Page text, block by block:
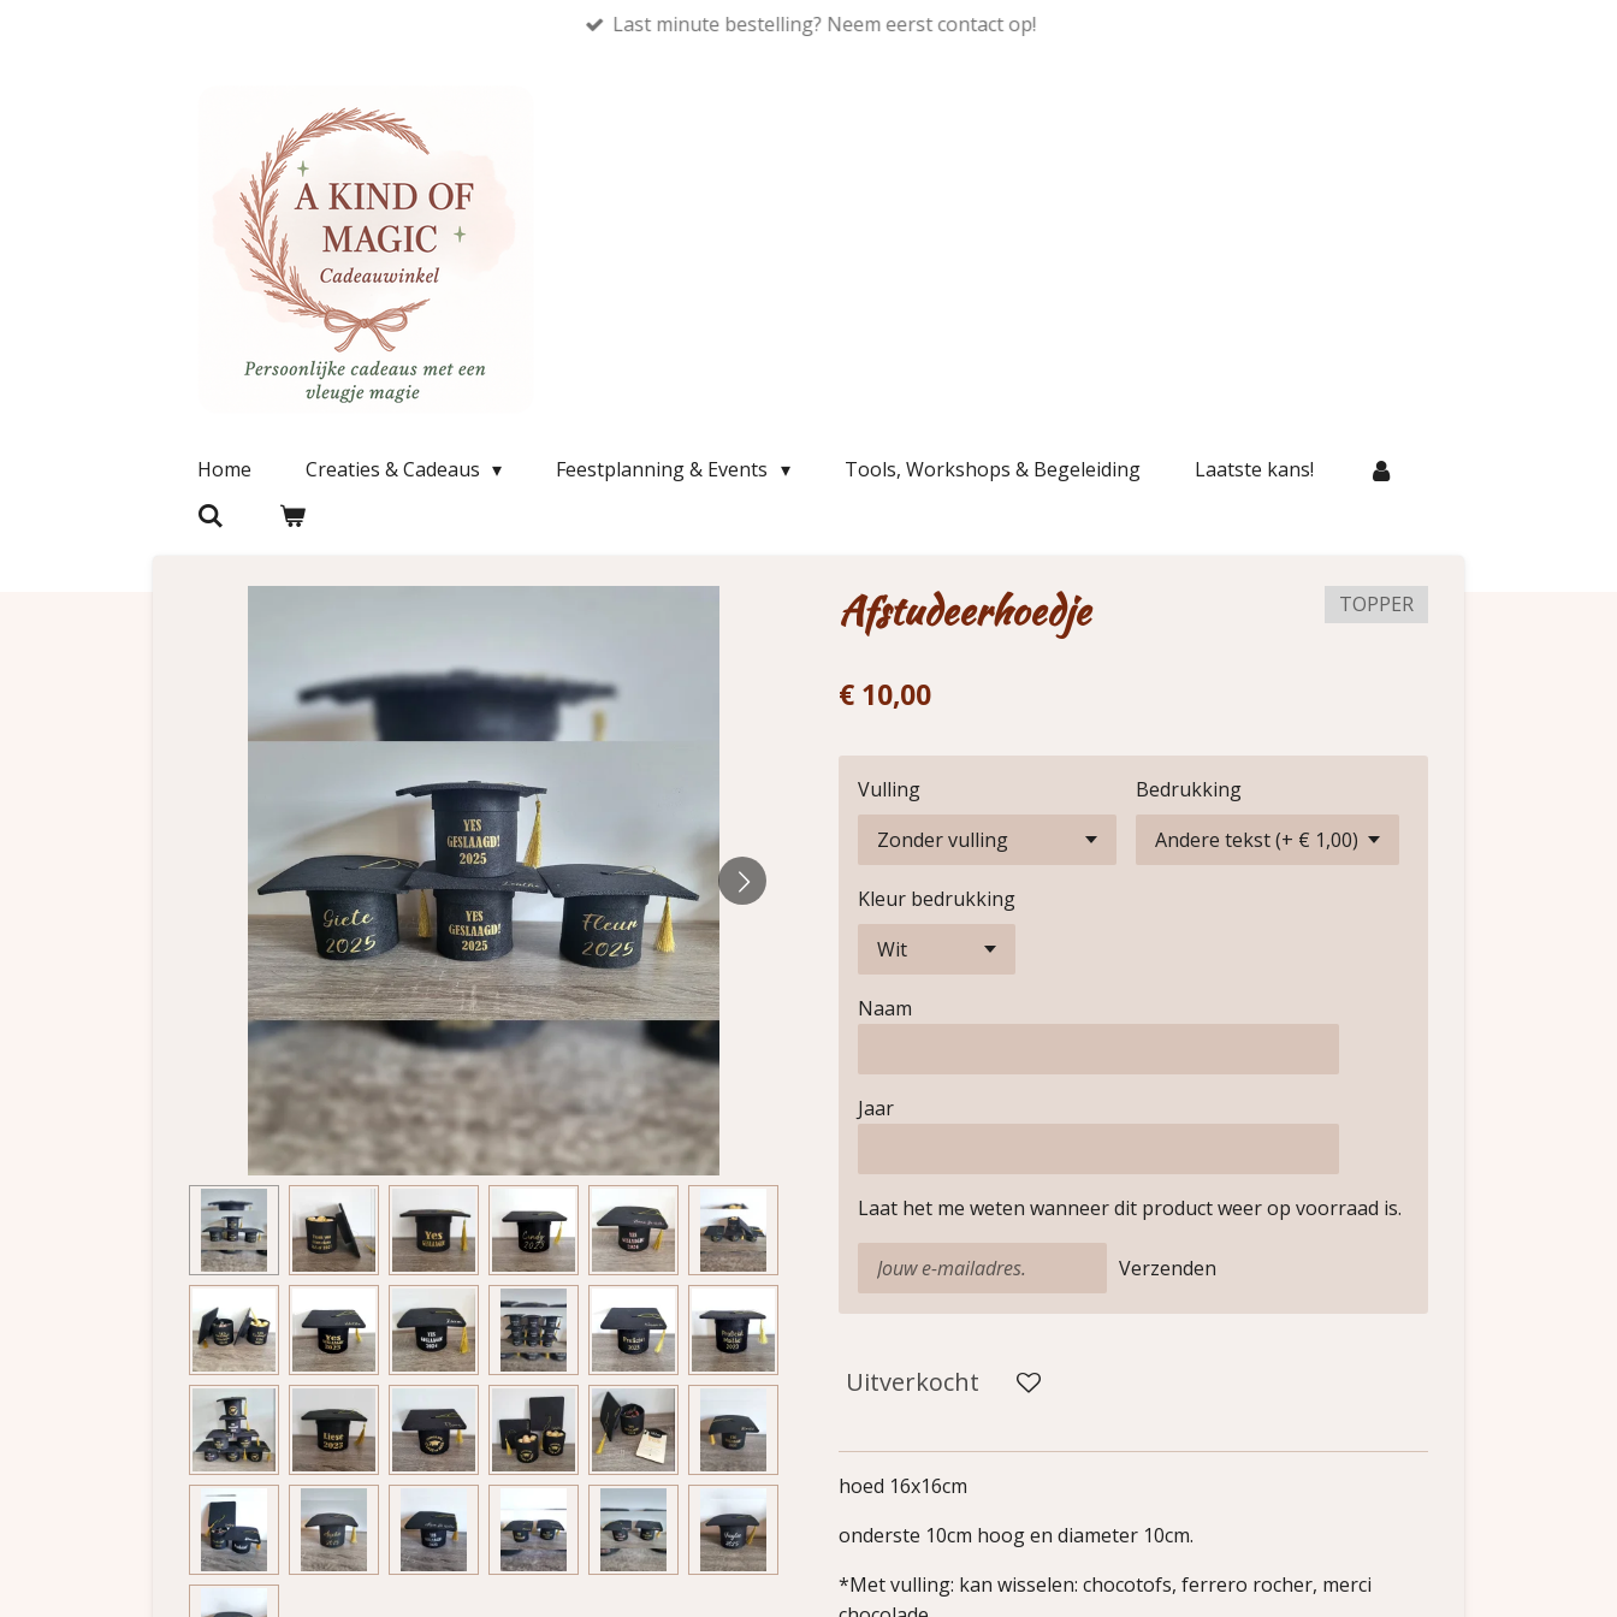
Last minute bestelling? Neem eerst contact op!
Home Creaties & Cadeaus Feestplanning & Events Tools, Workshops & Begeleiding Laatste kans!
Afstudeerhoedje TOPPER
€ 10,00
Vulling Bedrukking
Kleur bedrukking
Naam
Jaar
Laat het me weten wanneer dit product weer op voorraad is.
Verzenden
Uitverkocht
hoed 16x16cm
onderste 10cm hoog en diameter 10cm.
*Met vulling: kan wisselen: chocotofs, ferrero rocher, merci